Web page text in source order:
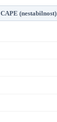
CAPE (nestabilnost)